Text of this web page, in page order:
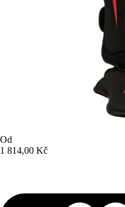
Od
1 814,00 Kč